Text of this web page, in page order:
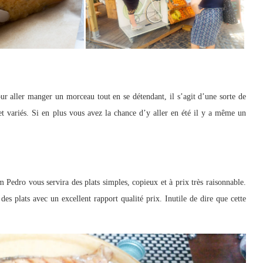
manger un morceau tout en se détendant, il s’agit d’une sorte de
variés. Si en plus vous avez la chance d’y aller en été il y a même un
vous servira des plats simples, copieux et à prix très raisonnable.
plats avec un excellent rapport qualité prix. Inutile de dire que cette